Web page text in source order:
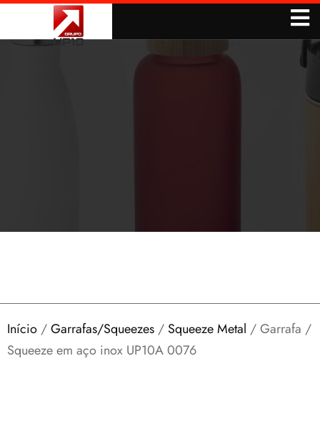
Início /Garrafas/Squeezes / Squeeze Metal / Garrafa /
Squeeze em aço inox UP10A 0076